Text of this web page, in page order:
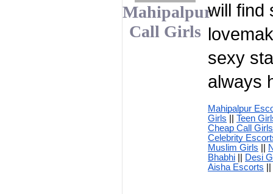
Mahipalpur
Call Girls
will find
sexy
always
Mahipalpur
Girls
Teen
Cheap Call Girls
Celebrity
Muslim Girls
Bhabhi
Desi
Aisha Escorts